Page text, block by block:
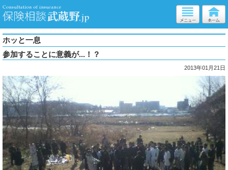
ホッと一息
参加することに意義が...！？
2013年01月21日